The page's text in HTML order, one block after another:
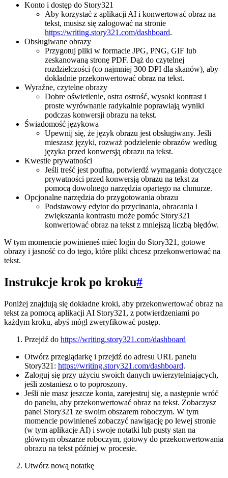
Konto i dostęp do Story321
Aby korzystać z aplikacji AI i konwertować obraz na
tekst, musisz się zalogować na stronie
https://writing.story321.com/dashboard.
Obsługiwane obrazy
Przygotuj pliki w formacie JPG, PNG, GIF lub
zeskanowaną stronę PDF. Dąż do czytelnej
rozdzielczości (co najmniej 300 DPI dla skanów), aby
dokładnie przekonwertować obraz na tekst.
Wyraźne, czytelne obrazy
Dobre oświetlenie, ostra ostrość, wysoki kontrast i
proste wyrównanie radykalnie poprawiają wyniki
podczas konwersji obrazu na tekst.
Świadomość językowa
Upewnij się, że język obrazu jest obsługiwany. Jeśli
mieszasz języki, rozważ podzielenie obrazów według
języka przed konwersją obrazu na tekst.
Kwestie prywatności
Jeśli treść jest poufna, potwierdź wymagania dotyczące
prywatności przed konwersją obrazu na tekst za
pomocą dowolnego narzędzia opartego na chmurze.
Opcjonalne narzędzia do przygotowania obrazu
Podstawowy edytor do przycinania, obracania i
zwiększania kontrastu może pomóc Story321
konwertować obraz na tekst z mniejszą liczbą błędów.
W tym momencie powinieneś mieć login do Story321, gotowe
obrazy i jasność co do tego, które pliki chcesz przekonwertować na
tekst.
Instrukcje krok po kroku#
Poniżej znajdują się dokładne kroki, aby przekonwertować obraz na
tekst za pomocą aplikacji AI Story321, z potwierdzeniami po
każdym kroku, abyś mógł zweryfikować postęp.
Przejdź do https://writing.story321.com/dashboard
Otwórz przeglądarkę i przejdź do adresu URL panelu
Story321: https://writing.story321.com/dashboard.
Zaloguj się przy użyciu swoich danych uwierzytelniających,
jeśli zostaniesz o to poproszony.
Jeśli nie masz jeszcze konta, zarejestruj się, a następnie wróć
do panelu, aby przekonwertować obraz na tekst. Zobaczysz
panel Story321 ze swoim obszarem roboczym. W tym
momencie powinieneś zobaczyć nawigację po lewej stronie
(w tym aplikacje AI) i swoje notatki lub pusty stan na
głównym obszarze roboczym, gotowy do przekonwertowania
obrazu na tekst później w procesie.
Utwórz nową notatkę